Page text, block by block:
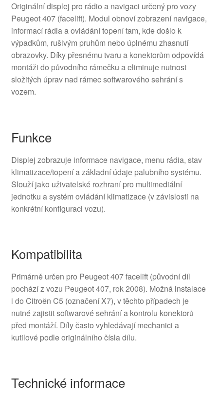
Originální displej pro rádio a navigaci určený pro vozy
Peugeot 407 (facelift). Modul obnoví zobrazení navigace,
informací rádia a ovládání topení tam, kde došlo k
výpadkům, rušivým pruhům nebo úplnému zhasnutí
obrazovky. Díky přesnému tvaru a konektorům odpovídá
montáži do původního rámečku a eliminuje nutnost
složitých úprav nad rámec softwarového sehrání s
vozem.
Funkce
Displej zobrazuje informace navigace, menu rádia, stav
klimatizace/topení a základní údaje palubního systému.
Slouží jako uživatelské rozhraní pro multimediální
jednotku a systém ovládání klimatizace (v závislosti na
konkrétní konfiguraci vozu).
Kompatibilita
Primárně určen pro Peugeot 407 facelift (původní díl
pochází z vozu Peugeot 407, rok 2008). Možná instalace
i do Citroën C5 (označení X7), v těchto případech je
nutné zajistit softwarové sehrání a kontrolu konektorů
před montáží. Díly často vyhledávají mechanici a
kutilové podle originálního čísla dílu.
Technické informace